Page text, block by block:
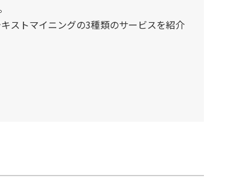
ストマイニングの3種類のサービスを紹介